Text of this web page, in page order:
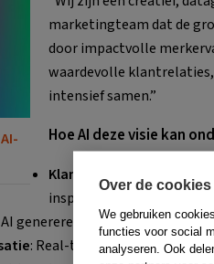
marketingteam dat de
door impactvolle
waardevolle
intensief samen.”
Hoe AI deze visie kan
Klantinzicht
: AI-analyse
inspelen op behoeften.
genereren we sneller
: Real-time aanpassingen
Over de
We gebruiken
functies voor social
analyseren. Ook